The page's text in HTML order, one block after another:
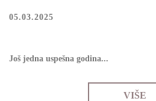
05.03.2025
Јоš јеdnа uspеšnа gоdinа...
VIŠE